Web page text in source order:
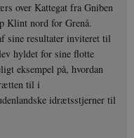
over Kattegat fra Gniben
Klint nord for Grenå.
sine resultater inviteret til
hyldet for sine flotte
eksempel på, hvordan
til i
idrætsstjerner til